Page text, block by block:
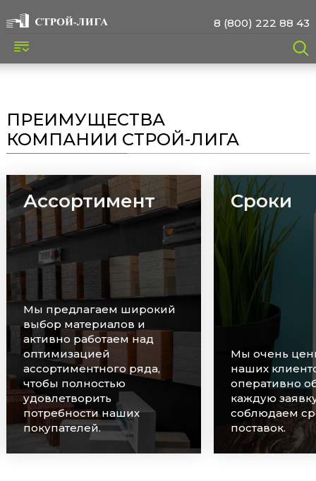
8 (800) 222 88 43
ПРЕИМУЩЕСТВА
КОМПАНИИ СТРОЙ-ЛИГА
Ассортимент
Мы предлагаем широкий
выбор материалов и
активно работаем над
оптимизацией
ассортиментного ряда,
чтобы полностью
удовлетворить
потребности наших
покупателей.
Сроки
Мы очень
наших
оперативно
каждую
соблюдаем
поставок.